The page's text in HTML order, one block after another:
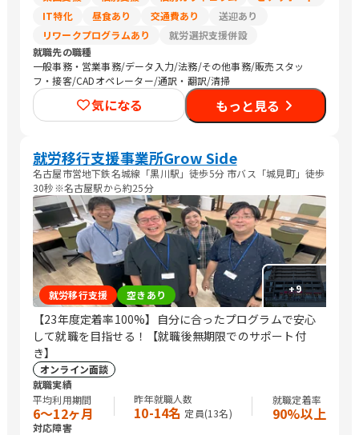
IT特化
昼食あり 交通費あり
送迎あり
リワークプログラムあり
就労選択支援併設
就職先の職種
一般事務・営業事務/データ入力/法務/その他事務/販売スタッ
フ・接客/CADオペレーター/通訳・翻訳/清掃
気になる もっと見る
就労移行支援事業所Grow Side
名古屋市営地下鉄名城線「黒川駅」徒歩5分 市バス「城見町」徒歩
30秒※名古屋駅から約25分
+9
就労移行支援 空きあり
【23年度定着率100%】自分に合ったプログラムで安心
して就職を目指せる！【就職後無期限でのサポート付
き】
オンライン面談
就職実績
平均利用期間
6〜12ヶ月
昨年就職人数
10-14名 定員(13名)
就職定着率
90%以上
対応障害